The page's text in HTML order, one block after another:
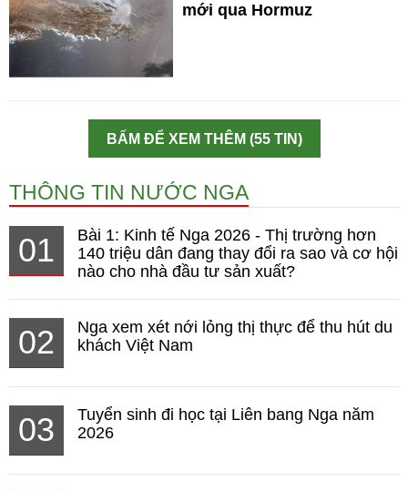
mới qua Hormuz
BẤM ĐỂ XEM THÊM (55 TIN)
THÔNG TIN NƯỚC NGA
01
Bài 1: Kinh tế Nga 2026 - Thị trường hơn
140 triệu dân đang thay đổi ra sao và cơ hội
nào cho nhà đầu tư sản xuất?
02
Nga xem xét nới lỏng thị thực để thu hút du
khách Việt Nam
03
Tuyển sinh đi học tại Liên bang Nga năm
2026